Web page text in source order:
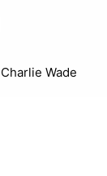
Charlie Wade